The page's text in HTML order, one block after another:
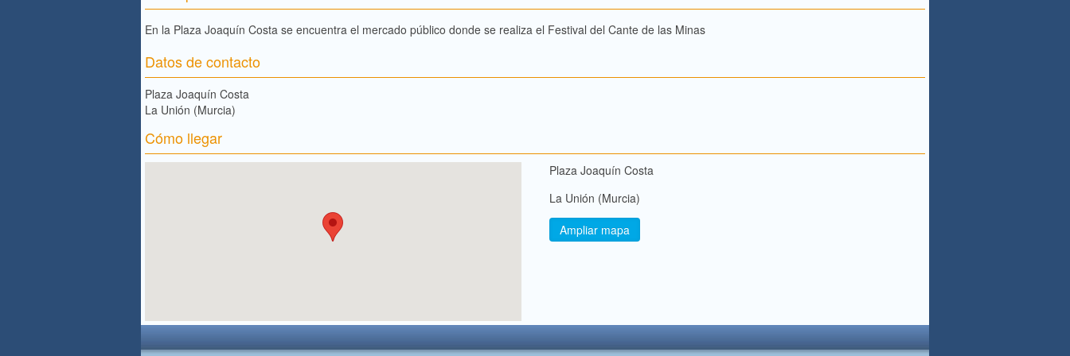
En la Plaza Joaquín Costa se encuentra el mercado público donde se realiza el Festival del Cante de las Minas
Datos de contacto
Plaza Joaquín Costa
La Unión (Murcia)
Cómo llegar
Plaza Joaquín Costa
La Unión (Murcia)
Ampliar mapa